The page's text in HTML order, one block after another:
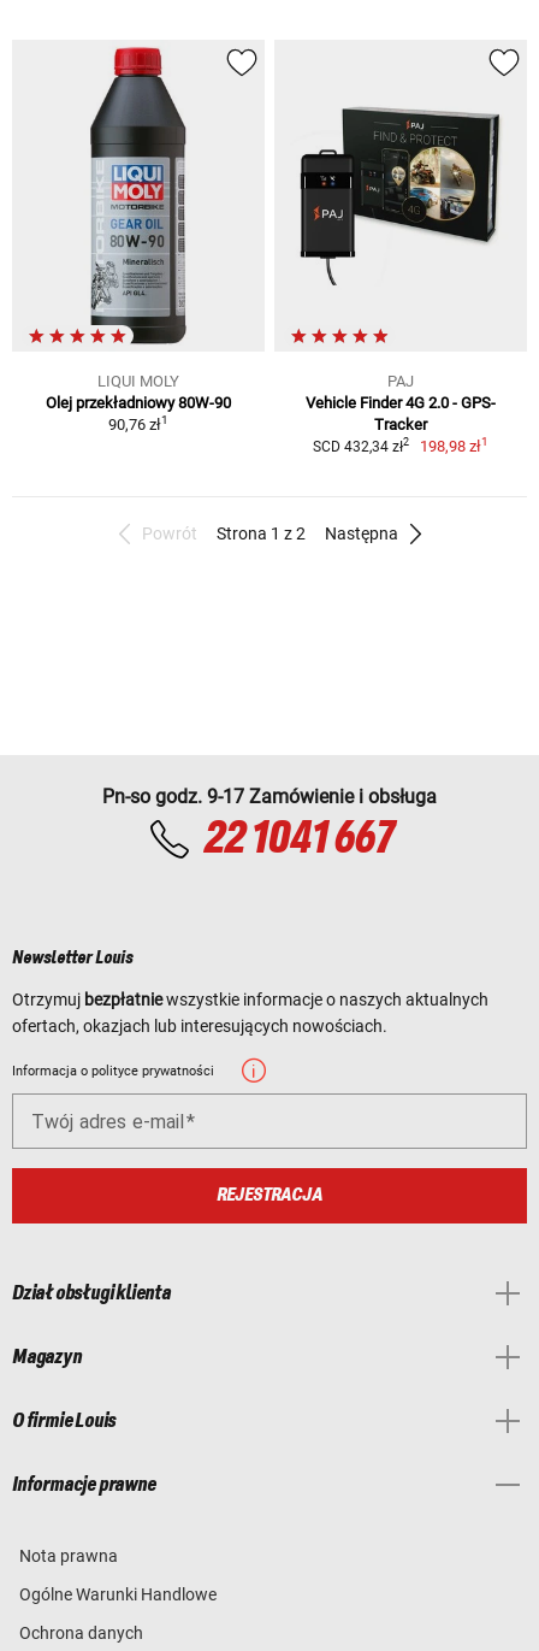
LIQUI MOLY
Olej przekładniowy 80W-90
90,76 zł1
PAJ
Vehicle Finder 4G 2.0 - GPS-
Tracker
SCD 432,34 zł2 198,98 zł1
Powrót Strona 1 z 2 Następna
Pn-so godz. 9-17 Zamówienie i obsługa
22 1041 667
Newsletter Louis
Otrzymuj bezpłatniewszystkie informacje o naszych aktualnych
ofertach, okazjach lub interesujących nowościach.
Informacja o polityce prywatności
Twój adres e-mail
REJESTRACJA
Dział obsługi klienta
Magazyn
O firmie Louis
Informacje prawne
Nota prawna
Ogólne Warunki Handlowe
Ochrona danych